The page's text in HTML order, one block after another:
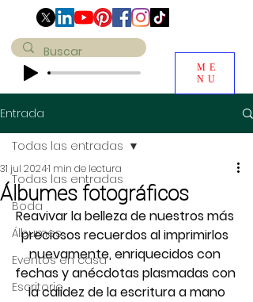
ME
NU
Entrada
Todas las entradas
Boda
Álbumes
Eventos en casa
Escritorio
Todas las entradas
Álbumes fotográficos
31 jul 20241 min de lectura
Reavivar la belleza de nuestros más
preciosos recuerdos al imprimirlos
nuevamente, enriquecidos con
fechas y anécdotas plasmadas con
la calidez de la escritura a mano